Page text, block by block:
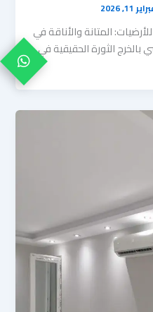
11, 2026
المتانة والأناقة في
بالخرج الثورة الحقيقية في